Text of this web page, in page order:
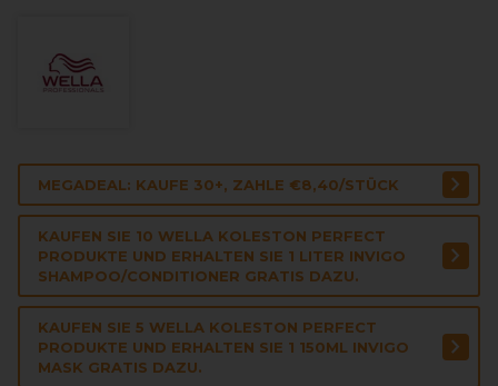
MEGADEAL: KAUFE 30+, ZAHLE €8,40/STÜCK
KAUFEN SIE 10 WELLA KOLESTON PERFECT
PRODUKTE UND ERHALTEN SIE 1 LITER INVIGO
SHAMPOO/CONDITIONER GRATIS DAZU.
KAUFEN SIE 5 WELLA KOLESTON PERFECT
PRODUKTE UND ERHALTEN SIE 1 150ML INVIGO
MASK GRATIS DAZU.